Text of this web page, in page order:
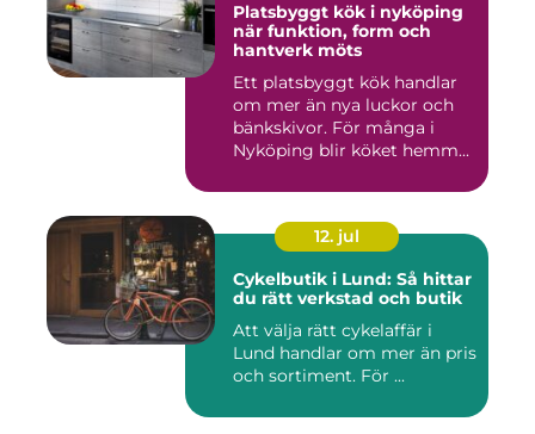
Platsbyggt kök i nyköping
när funktion, form och
hantverk möts
Ett platsbyggt kök handlar
om mer än nya luckor och
bänkskivor. För många i
Nyköping blir köket hemm...
12. jul
Cykelbutik i Lund: Så hittar
du rätt verkstad och butik
Att välja rätt cykelaffär i
Lund handlar om mer än pris
och sortiment. För ...